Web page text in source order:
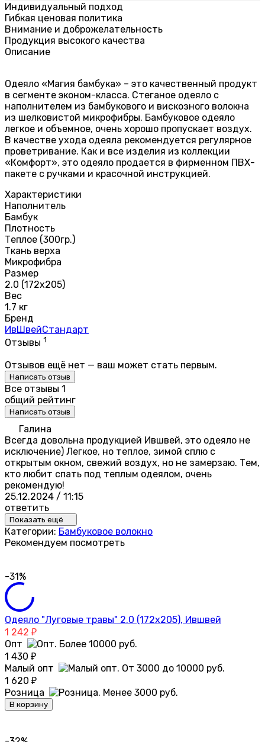
Индивидуальный подход
Гибкая ценовая политика
Внимание и доброжелательность
Продукция высокого качества
Описание
Одеяло «Магия бамбука» – это качественный продукт
в сегменте эконом-класса. Стеганое одеяло с
наполнителем из бамбукового и вискозного волокна
из шелковистой микрофибры. Бамбуковое одеяло
легкое и объемное, очень хорошо пропускает воздух.
В качестве ухода одеяла рекомендуется регулярное
проветривание. Как и все изделия из коллекции
«Комфорт», это одеяло продается в фирменном ПВХ-
пакете с ручками и красочной инструкцией.
Характеристики
Наполнитель
Бамбук
Плотность
Теплое (300гр.)
Ткань верха
Микрофибра
Размер
2.0 (172х205)
Вес
1.7 кг
Бренд
ИвШвейСтандарт
Отзывы 1
Отзывов ещё нет — ваш может стать первым.
Написать отзыв
Все отзывы 1
общий рейтинг
Написать отзыв
Галина
Всегда довольна продукцией Ившвей, это одеяло не
исключение) Легкое, но теплое, зимой сплю с
открытым окном, свежий воздух, но не замерзаю. Тем,
кто любит спать под теплым одеялом, очень
рекомендую!
25.12.2024 / 11:15
ответить
Показать ещё
Категории: Бамбуковое волокно
Рекомендуем посмотреть
-31%
Одеяло "Луговые травы" 2.0 (172х205), Ившвей
1 242 ₽
Опт
1 430 ₽
Малый опт
1 620 ₽
Розница
В корзину